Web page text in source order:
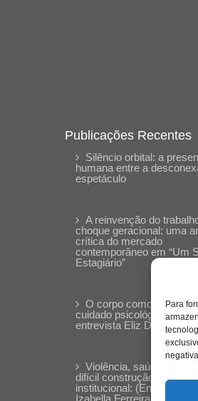
Para
Publicações Recentes
Silêncio orbital: a
humana entre a
espetáculo
A reinvenção do
choque geracional: uma
crítica do mercado
contemporâneo em “Um
Estagiário”
O corpo como
cuidado psicológico:
entrevista Eliz Dorneles
Violência, saúde mental
difícil construção do
institucional: (En)cena
Izabella Ferreira dos